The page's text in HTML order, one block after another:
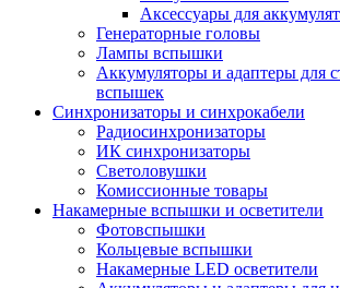
Аксессуары для
Генераторные головы
Лампы вспышки
Аккумуляторы и адаптеры для
вспышек
Синхронизаторы и синхрокабели
Радиосинхронизаторы
ИК синхронизаторы
Светоловушки
Комиссионные товары
Накамерные вспышки и осветители
Фотовспышки
Кольцевые вспышки
Накамерные LED осветители